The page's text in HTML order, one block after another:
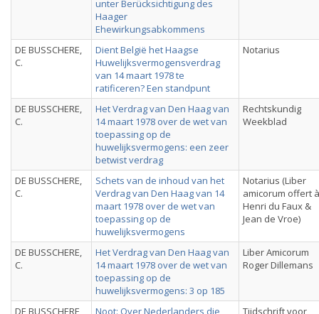
unter Berücksichtigung des
Haager
Ehewirkungsabkommens
DE BUSSCHERE,
C.
Dient België het Haagse
Huwelijksvermogensverdrag
van 14 maart 1978 te
ratificeren? Een standpunt
Notarius
DE BUSSCHERE,
C.
Het Verdrag van Den Haag van
14 maart 1978 over de wet van
toepassing op de
huwelijksvermogens: een zeer
betwist verdrag
Rechtskundig
Weekblad
DE BUSSCHERE,
C.
Schets van de inhoud van het
Verdrag van Den Haag van 14
maart 1978 over de wet van
toepassing op de
huwelijksvermogens
Notarius (Liber
amicorum offert à
Henri du Faux &
Jean de Vroe)
DE BUSSCHERE,
C.
Het Verdrag van Den Haag van
14 maart 1978 over de wet van
toepassing op de
huwelijksvermogens: 3 op 185
Liber Amicorum
Roger Dillemans
DE BUSSCHERE, Noot: Over Nederlanders die Tijdschrift voor